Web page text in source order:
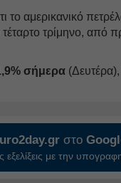
το αμερικανικό
τέταρτο τρίμηνο, από
σήμερα
στο
εξελίξεις με την